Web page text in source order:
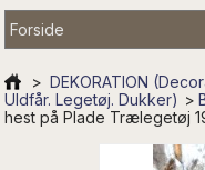
> DEKORATION
Uldfår. Legetøj. Dukker) >
hest på Plade Trælegetøj